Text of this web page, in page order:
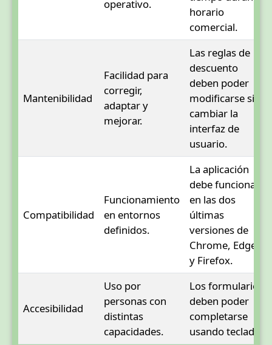
operativo.
horario
comercial.
Mantenibilidad
Facilidad para
corregir,
adaptar y
mejorar.
Las reglas de
descuento
deben poder
modificarse sin
cambiar la
interfaz de
usuario.
Compatibilidad
Funcionamiento
en entornos
definidos.
La aplicación
debe funcionar
en las dos
últimas
versiones de
Chrome, Edge
y Firefox.
Accesibilidad
Uso por
personas con
distintas
capacidades.
Los formularios
deben poder
completarse
usando teclado.